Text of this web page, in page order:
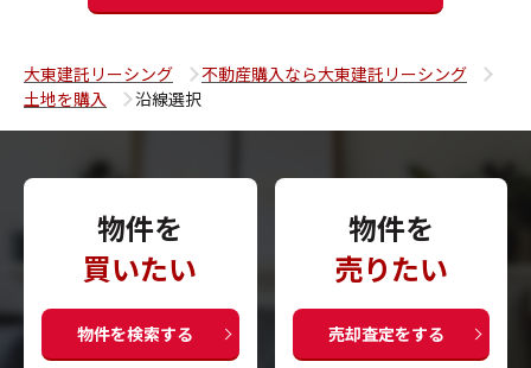
大東建託リーシング
不動産購入なら大東建託リーシング
土地を購入
沿線選択
物件を
買いたい
物件を検索する
物件を
売りたい
売却査定をする